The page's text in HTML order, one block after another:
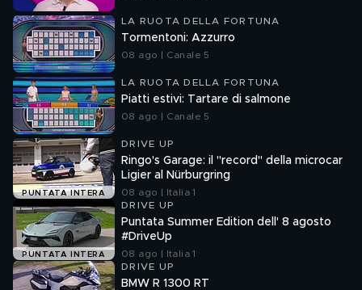
LA RUOTA DELLA FORTUNA
Tormentoni: Azzurro
08 ago | Canale 5
LA RUOTA DELLA FORTUNA
Piatti estivi: Tartare di salmone
08 ago | Canale 5
PUNTATA INTERA
DRIVE UP
Ringo's Garage: il "record" della microcar
Ligier al Nürburgring
08 ago | Italia 1
PUNTATA INTERA
DRIVE UP
Puntata Summer Edition dell' 8 agosto
#DriveUp
08 ago | Italia 1
DRIVE UP
BMW R 1300 RT